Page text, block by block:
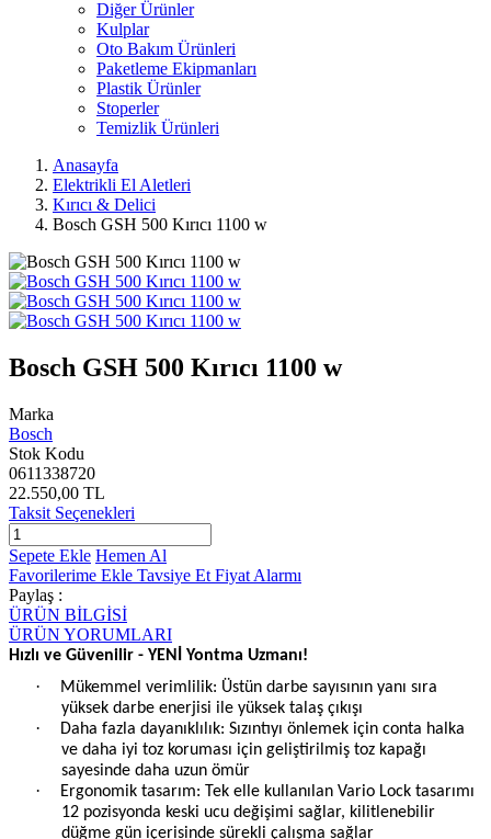
Diğer Ürünler
Kulplar
Oto Bakım Ürünleri
Paketleme Ekipmanları
Plastik Ürünler
Stoperler
Temizlik Ürünleri
Anasayfa
Elektrikli El Aletleri
Kırıcı & Delici
Bosch GSH 500 Kırıcı 1100 w
Bosch GSH 500 Kırıcı 1100 w
Marka
Bosch
Stok Kodu
0611338720
22.550,00 TL
Taksit Seçenekleri
Sepete Ekle Hemen Al
Favorilerime Ekle Tavsiye Et Fiyat Alarmı
Paylaş :
ÜRÜN BİLGİSİ
ÜRÜN YORUMLARI
Hızlı ve Güvenilir - YENİ Yontma Uzmanı!
·
Mükemmel verimlilik: Üstün darbe sayısının yanı sıra
yüksek darbe enerjisi ile yüksek talaş çıkışı
·
Daha fazla dayanıklılık: Sızıntıyı önlemek için conta halka
ve daha iyi toz koruması için geliştirilmiş toz kapağı
sayesinde daha uzun ömür
·
Ergonomik tasarım: Tek elle kullanılan Vario Lock tasarımı
12 pozisyonda keski ucu değişimi sağlar, kilitlenebilir
düğme gün içerisinde sürekli çalışma sağlar